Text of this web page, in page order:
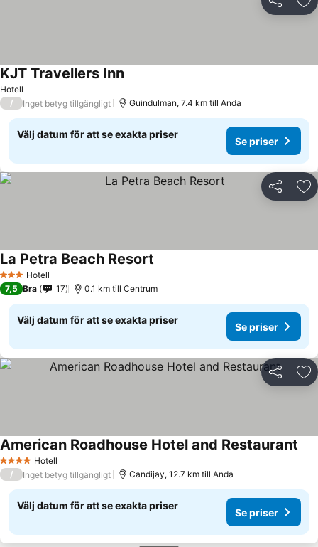
Dela
Hotell
KJT Travellers InnSe priser
/ Inget betyg tillgängligt Guindulman, 7.4 km till Anda
Välj datum för att se exakta priser
Se priser
Dela
3 StjärnorHotell
La Petra Beach Resort
7,5 Bra 17 0.1 km till Centrum
Välj datum för att se exakta priser
Se priser
Dela
4 StjärnorHotell
American Roadhouse Hotel and Restaurant
/ Inget betyg tillgängligt Candijay, 12.7 km till Anda
Välj datum för att se exakta priser
Se priser